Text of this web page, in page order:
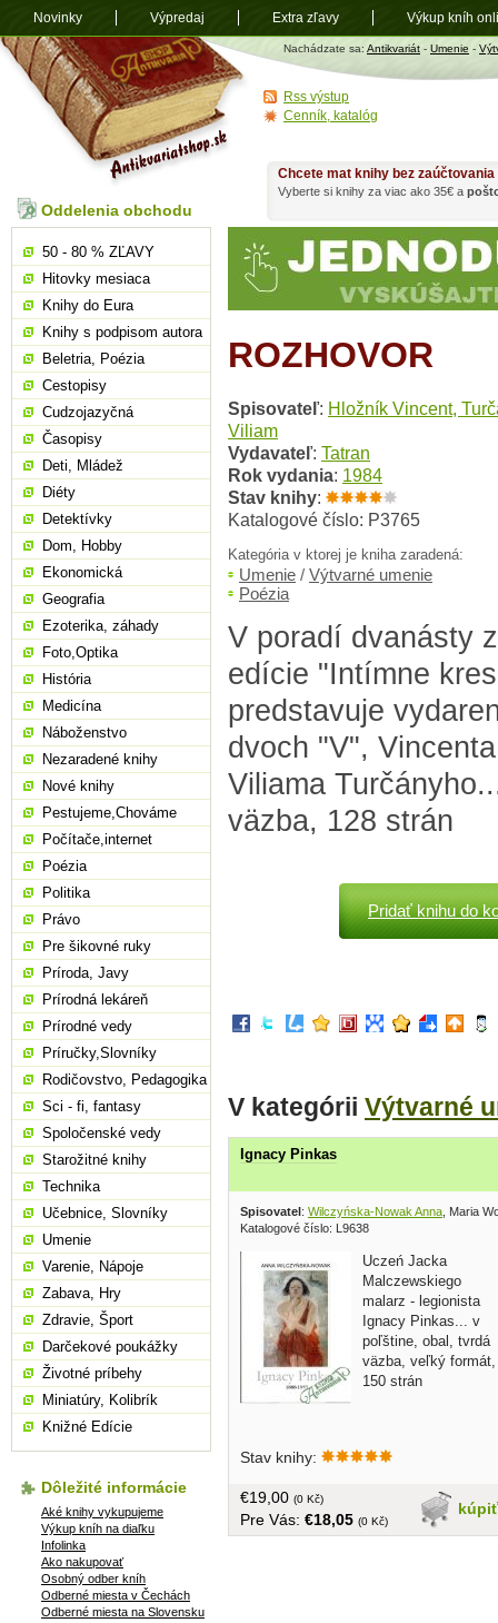
Antikvariát
shop.sk
Nachádzate sa: Antikvariát - Umenie -
ROZHOVOR
Spisovateľ: Hložník Vincent,
Viliam
Vydavateľ: Tatran
Rok vydania: 1984
Stav knihy:
Katalogové číslo: P3765
Kategória v ktorej je kniha zaradená:
Umenie / Výtvarné umenie
Poézia
V poradí dvanásty
edície "Intímne
predstavuje
dvoch "V",
Viliama
väzba, 128 strán
Pridať knihu do
V kategórii Výtvarné
Ignacy Pinkas
Spisovatel: Wilczyńska-Nowak Anna , Maria
Katalogové číslo: L9638
Uczeń Jacka
Malczewskiego
malarz - legionista
Ignacy Pinkas... v
poľštine, obal, tvrdá
väzba, veľký formát,
150 strán
Stav knihy:
kúpiť
€19,00 (0 Kč)
Pre Vás: €18,05 (0 Kč)
Chcete mat knihy bez
Vyberte si knihy za viac ako 35€ a
Oddelenia obchodu
50 - 80 % ZĽAVY
Hitovky mesiaca
Knihy do Eura
Knihy s podpisom autora
Beletria, Poézia
Cestopisy
Cudzojazyčná
Časopisy
Deti, Mládež
Diéty
Detektívky
Dom, Hobby
Ekonomická
Geografia
Ezoterika, záhady
Foto,Optika
História
Medicína
Náboženstvo
Nezaradené knihy
Nové knihy
Pestujeme,Chováme
Počítače,internet
Poézia
Politika
Právo
Pre šikovné ruky
Príroda, Javy
Prírodná lekáreň
Prírodné vedy
Príručky,Slovníky
Rodičovstvo, Pedagogika
Sci - fi, fantasy
Spoločenské vedy
Starožitné knihy
Technika
Učebnice, Slovníky
Umenie
Varenie, Nápoje
Zabava, Hry
Zdravie, Šport
Darčekové poukážky
Životné príbehy
Miniatúry, Kolibrík
Knižné Edície
Dôležité informácie
Aké knihy vykupujeme
Výkup kníh na diaľku
Infolinka
Ako nakupovať
Osobný odber kníh
Odberné miesta v Čechách
Odberné miesta na Slovensku
Rss výstup
Cenník, katalóg
Novinky Výpredaj Extra zľavy Výkup kníh